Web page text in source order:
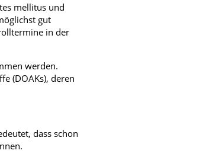
mellitus und
gut
in der
werden.
(DOAKs), deren
dass schon